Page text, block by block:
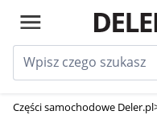
Części samochodowe Deler.pl